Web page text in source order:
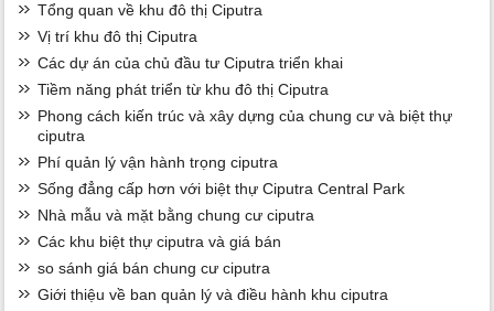
Tổng quan về khu đô thị Ciputra
Vị trí khu đô thị Ciputra
Các dự án của chủ đầu tư Ciputra triển khai
Tiềm năng phát triển từ khu đô thị Ciputra
Phong cách kiến trúc và xây dựng của chung cư và biệt thự
ciputra
Phí quản lý vận hành trọng ciputra
Sống đẳng cấp hơn với biệt thự Ciputra Central Park
Nhà mẫu và mặt bằng chung cư ciputra
Các khu biệt thự ciputra và giá bán
so sánh giá bán chung cư ciputra
Giới thiệu về ban quản lý và điều hành khu ciputra